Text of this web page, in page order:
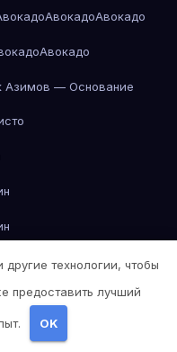
АвокадоАвокадо
Авокадо
Азимов — Основание
технологии, чтобы
предоставить лучший
OK